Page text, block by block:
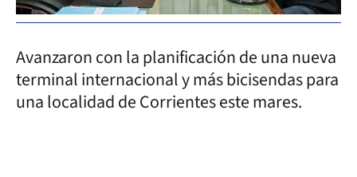
Avanzaron con la planificación de una nueva
terminal internacional y más bicisendas para
una localidad de Corrientes este mares.